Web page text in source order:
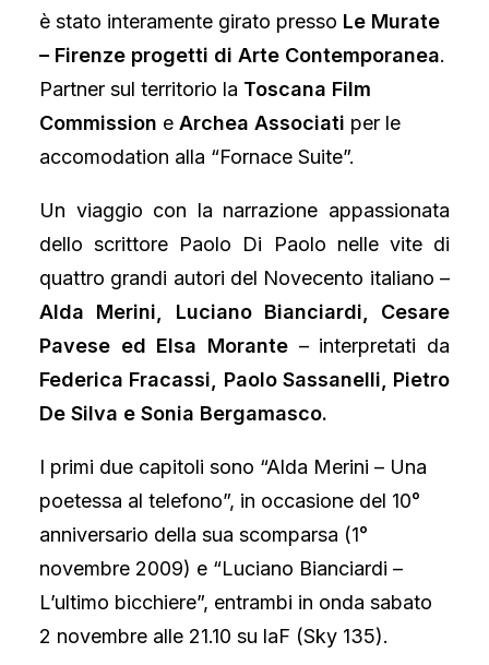
è stato interamente girato presso Le Murate
– Firenze progetti di Arte Contemporanea.
Partner sul territorio la Toscana Film
Commission e Archea Associati per le
accomodation alla “Fornace Suite”.
Un viaggio con la narrazione appassionata
dello scrittore Paolo Di Paolo nelle vite di
quattro grandi autori del Novecento italiano –
Alda Merini, Luciano Bianciardi, Cesare
Pavese ed Elsa Morante – interpretati da
Federica Fracassi, Paolo Sassanelli, Pietro
De Silva e Sonia Bergamasco.
I primi due capitoli sono “Alda Merini – Una
poetessa al telefono”, in occasione del 10°
anniversario della sua scomparsa (1°
novembre 2009) e “Luciano Bianciardi –
L’ultimo bicchiere”, entrambi in onda sabato
2 novembre alle 21.10 su laF (Sky 135).